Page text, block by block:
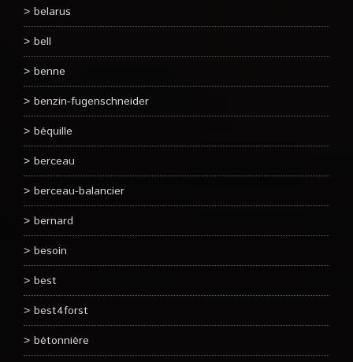
belarus
bell
benne
benzin-fugenschneider
béquille
berceau
berceau-balancier
bernard
besoin
best
best4forst
bétonnière